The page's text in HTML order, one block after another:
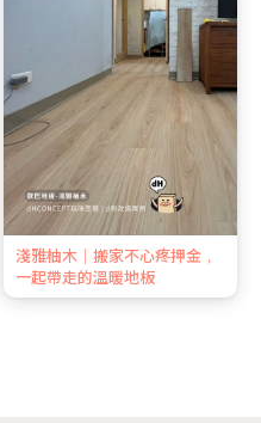
淺雅柚木｜搬家不心疼押金，
一起帶走的溫暖地板